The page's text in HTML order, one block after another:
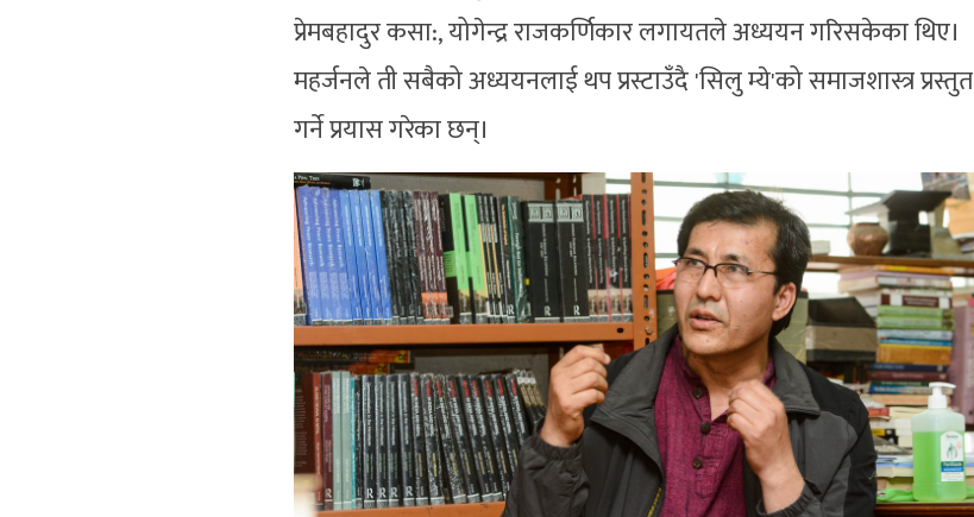
प्रेमबहादुर कसा:, योगेन्द्र राजकर्णिकार लगायतले अध्ययन गरिसकेका थिए।
महर्जनले ती सबैको अध्ययनलाई थप प्रस्टाउँदै 'सिलु म्ये'को समाजशास्त्र प्रस्तुत
गर्ने प्रयास गरेका छन्।